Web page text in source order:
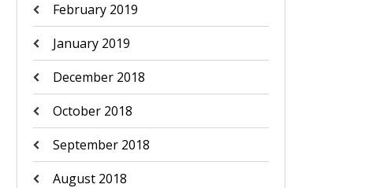
February 2019
January 2019
December 2018
October 2018
September 2018
August 2018